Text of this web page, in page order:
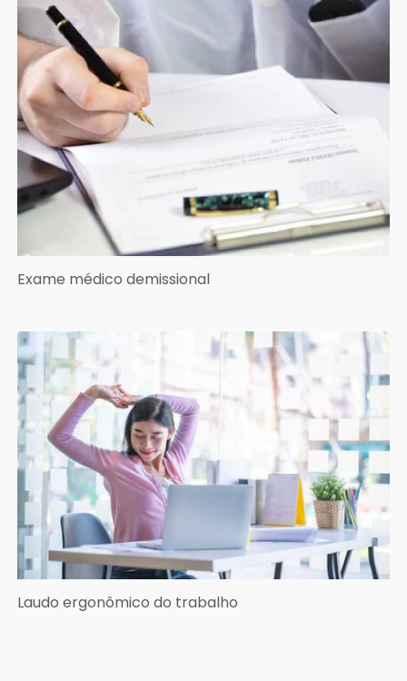
Exame médico demissional
Laudo ergonômico do trabalho